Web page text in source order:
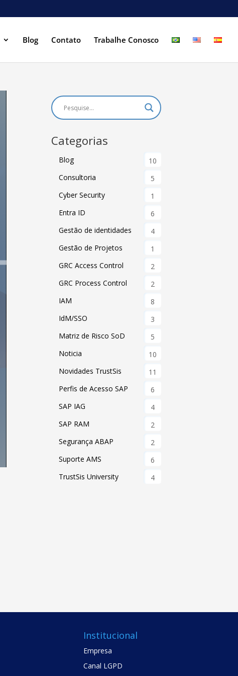
Blog Contato Trabalhe Conosco
Categorias
Blog
10
Consultoria
5
Cyber Security
1
Entra ID
6
Gestão de identidades
4
Gestão de Projetos
1
GRC Access Control
2
GRC Process Control
2
IAM
8
IdM/SSO
3
Matriz de Risco SoD
5
Noticia
10
Novidades TrustSis
11
Perfis de Acesso SAP
6
SAP IAG
4
SAP RAM
2
Segurança ABAP
2
Suporte AMS
6
TrustSis University
4
Institucional
Empresa
Canal LGPD